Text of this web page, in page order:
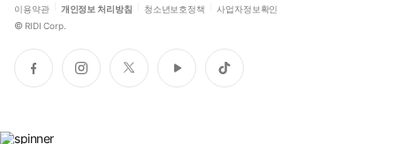
이용약관 개인정보 처리방침 청소년보호정책 사업자정보확인
© RIDI Corp.
페
이
인
스
트
위
유
튜
틱
톡